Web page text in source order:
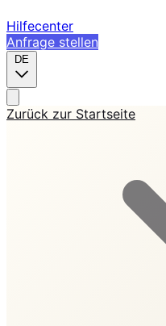
Hilfecenter
Anfrage stellen
DE
Zurück zur Startseite